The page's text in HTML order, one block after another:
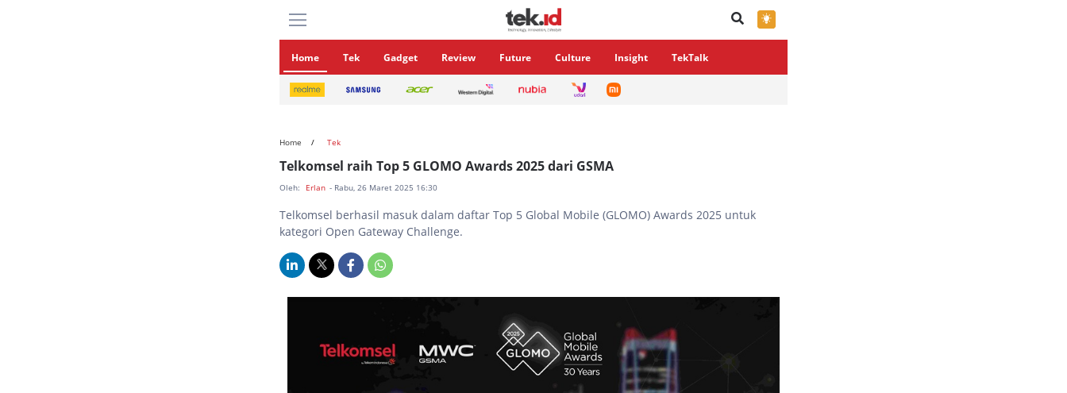
×
Home Tek Gadget Review Future Culture Insight TekTalk
Home Tek
Telkomsel raih Top 5 GLOMO Awards 2025 dari GSMA
Oleh: Erlan - Rabu, 26 Maret 2025 16:30
Telkomsel berhasil masuk dalam daftar Top 5 Global Mobile (GLOMO) Awards 2025 untuk
kategori Open Gateway Challenge.